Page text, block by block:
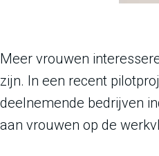
Meer vrouwen
zijn. In een recent
deelnemende bedrijven
aan vrouwen op de